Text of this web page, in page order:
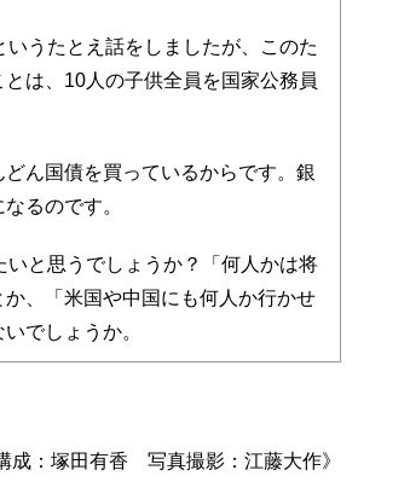
いうたとえ話をしましたが、このた
は、10人の子供全員を国家公務員
ん国債を買っているからです。銀
るのです。
と思うでしょうか？「何人かは将
、「米国や中国にも何人か行かせ
でしょうか。
成：塚田有香 写真撮影：江藤大作》